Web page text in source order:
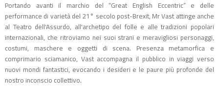
Portando avanti il marchio del “Great English Eccentric” e delle
performance di varietà del 21° secolo post-Brexit, Mr Vast attinge anche
al Teatro dell'Assurdo, all'archetipo del folle e alle tradizioni popolari
internazionali, che ritroviamo nei suoi strani e meravigliosi personaggi,
costumi, maschere e oggetti di scena. Presenza metamorfica e
comprimario sciamanico, Vast accompagna il pubblico in viaggi verso
nuovi mondi fantastici, evocando i desideri e le paure più profonde del
nostro inconscio collettivo.